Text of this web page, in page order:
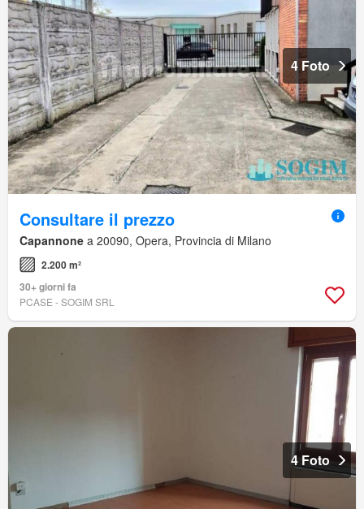
4 Foto
Consultare il prezzo
Capannone a 20090, Opera, Provincia di Milano
2.200 m²
30+ giorni fa
PCASE - SOGIM SRL
4 Foto